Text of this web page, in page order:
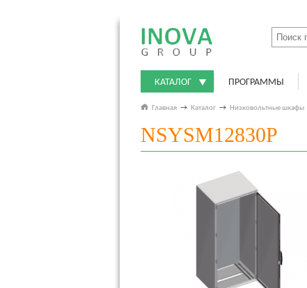
КАТАЛОГ ПРОГРАММЫ
Главная → Каталог → Низковольтные шкафы
NSYSM12830P